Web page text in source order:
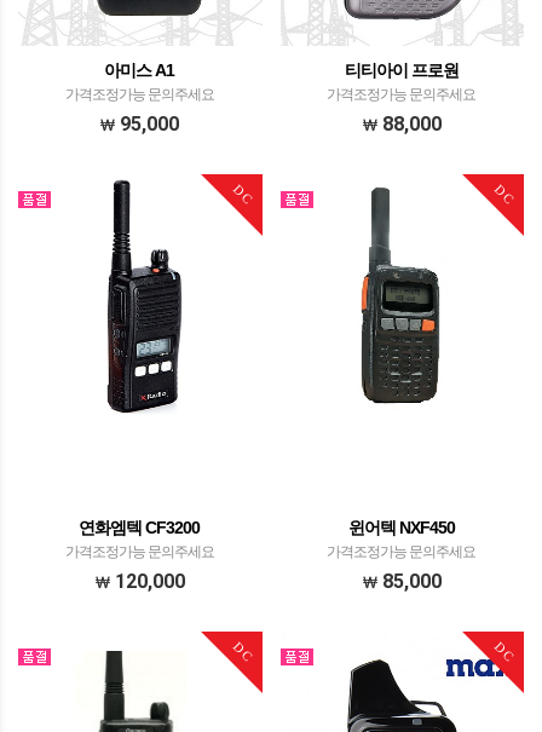
아미스 A1
가격조정가능 문의주세요
95,000
티티아이 프로원
가격조정가능 문의주세요
88,000
DC
연화엠텍 CF3200
가격조정가능 문의주세요
120,000
DC
윈어텍 NXF450
가격조정가능 문의주세요
85,000
DC DC